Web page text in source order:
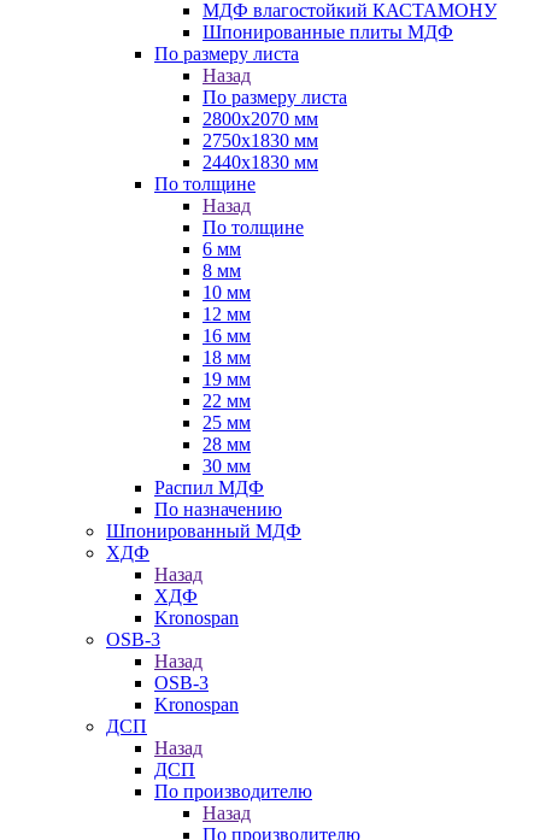
МДФ влагостойкий КАСТАМОНУ
Шпонированные плиты МДФ
По размеру листа
Назад
По размеру листа
2800х2070 мм
2750х1830 мм
2440х1830 мм
По толщине
Назад
По толщине
6 мм
8 мм
10 мм
12 мм
16 мм
18 мм
19 мм
22 мм
25 мм
28 мм
30 мм
Распил МДФ
По назначению
Шпонированный МДФ
ХДФ
Назад
ХДФ
Kronospan
OSB-3
Назад
OSB-3
Kronospan
ДСП
Назад
ДСП
По производителю
Назад
По производителю